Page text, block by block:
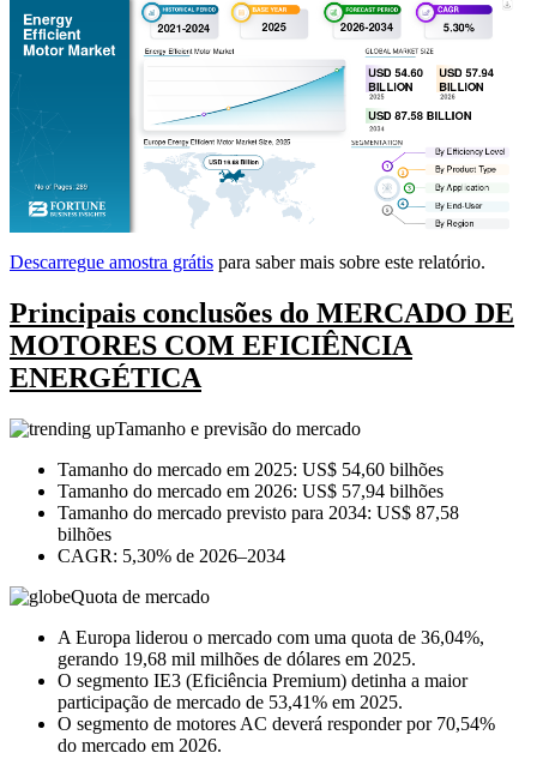
Descarregue amostra grátis para saber mais sobre este relatório.
Principais conclusões do MERCADO DE
MOTORES COM EFICIÊNCIA
ENERGÉTICA
Tamanho e previsão do mercado
Tamanho do mercado em 2025: US$ 54,60 bilhões
Tamanho do mercado em 2026: US$ 57,94 bilhões
Tamanho do mercado previsto para 2034: US$ 87,58
bilhões
CAGR: 5,30% de 2026–2034
Quota de mercado
A Europa liderou o mercado com uma quota de 36,04%,
gerando 19,68 mil milhões de dólares em 2025.
O segmento IE3 (Eficiência Premium) detinha a maior
participação de mercado de 53,41% em 2025.
O segmento de motores AC deverá responder por 70,54%
do mercado em 2026.